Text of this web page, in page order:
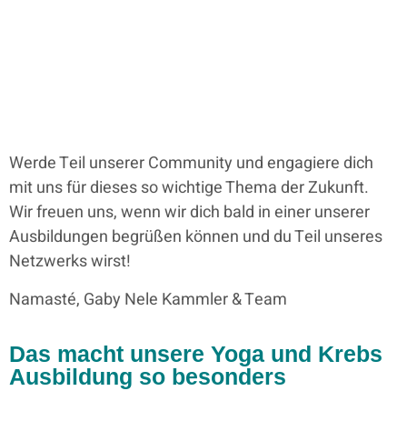
Werde Teil unserer Community und engagiere dich
mit uns für dieses so wichtige Thema der Zukunft.
Wir freuen uns, wenn wir dich bald in einer unserer
Ausbildungen begrüßen können und du Teil unseres
Netzwerks wirst!
Namasté, Gaby Nele Kammler & Team
Das macht unsere Yoga und Krebs
Ausbildung so besonders